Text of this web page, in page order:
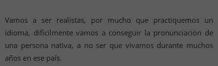
Vamos a ser realistas, por mucho que practiquemos un
idioma, difícilmente vamos a conseguir la pronunciación de
una persona nativa, a no ser que vivamos durante muchos
años en ese país.